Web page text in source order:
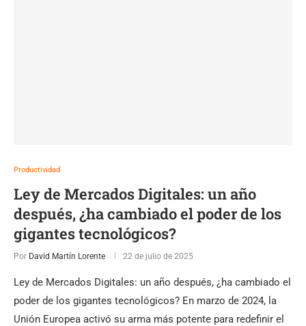
Productividad
Ley de Mercados Digitales: un año
después, ¿ha cambiado el poder de los
gigantes tecnológicos?
Por David Martín Lorente 22 de julio de 2025
Ley de Mercados Digitales: un año después, ¿ha cambiado el
poder de los gigantes tecnológicos? En marzo de 2024, la
Unión Europea activó su arma más potente para redefinir el